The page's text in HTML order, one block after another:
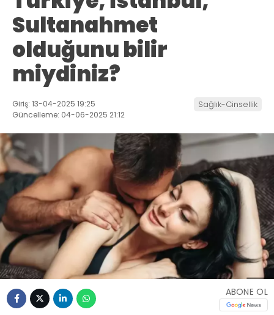
Sultanahmet
olduğunu bilir
miydiniz?
Giriş: 13-04-2025 19:25
Güncelleme: 04-06-2025 21:12
Sağlık-Cinsellik
ABONE OL